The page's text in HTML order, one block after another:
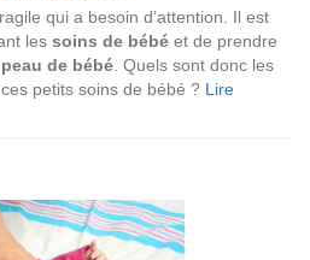
qui a besoin d’attention. Il est
les soins de bébé et de prendre
de bébé . Quels sont donc les
petits soins de bébé ? Lire